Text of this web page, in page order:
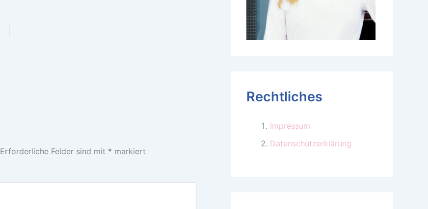
Erforderliche Felder sind mit * markiert
Rechtliches
Impressum
Datenschutzerklärung